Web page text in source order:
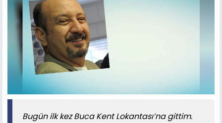
Bugün ilk kez Buca Kent Lokantası’na gittim.